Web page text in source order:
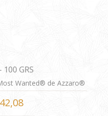
GRS
Wanted® de Azzaro®